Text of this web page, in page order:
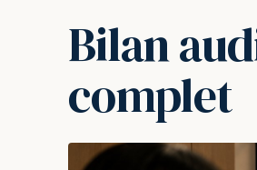
Bilan
complet